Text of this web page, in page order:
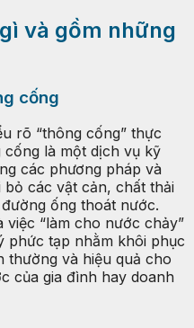
và gồm những
cống
rõ “thông cống” thực
là một dịch vụ kỹ
các phương pháp và
các vật cản, chất thải
ống thoát nước.
“làm cho nước chảy”
phức tạp nhằm khôi phục
thường và hiệu quả cho
của gia đình hay doanh